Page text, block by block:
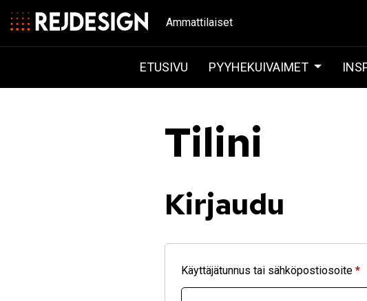
Ammattilaiset
ETUSIVU PYYHEKUIVAIMET
Tilini
Kirjaudu
Käyttäjätunnus tai sähköpostiosoite *